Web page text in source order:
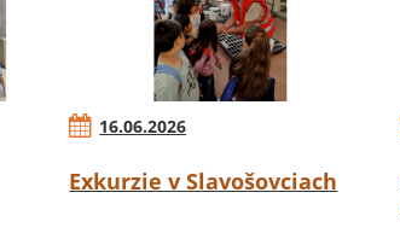
16.06.2026
Exkurzie v Slavošovciach